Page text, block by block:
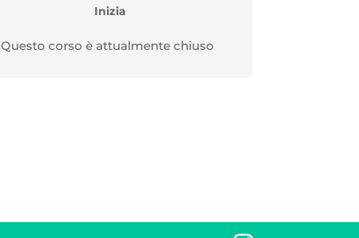
Inizia
Questo corso è attualmente chiuso